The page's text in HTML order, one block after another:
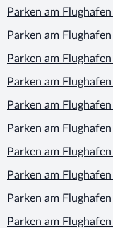
Parken am Flughafen
Parken am Flughafen
Parken am Flughafen
Parken am Flughafen
Parken am Flughafen
Parken am Flughafen
Parken am Flughafen
Parken am Flughafen
Parken am Flughafen
Parken am Flughafen